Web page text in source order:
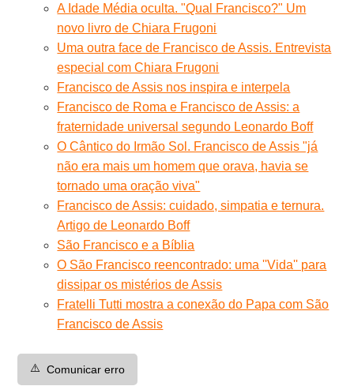
A Idade Média oculta. "Qual Francisco?" Um
novo livro de Chiara Frugoni
Uma outra face de Francisco de Assis. Entrevista
especial com Chiara Frugoni
Francisco de Assis nos inspira e interpela
Francisco de Roma e Francisco de Assis: a
fraternidade universal segundo Leonardo Boff
O Cântico do Irmão Sol. Francisco de Assis "já
não era mais um homem que orava, havia se
tornado uma oração viva"
Francisco de Assis: cuidado, simpatia e ternura.
Artigo de Leonardo Boff
São Francisco e a Bíblia
O São Francisco reencontrado: uma ''Vida'' para
dissipar os mistérios de Assis
Fratelli Tutti mostra a conexão do Papa com São
Francisco de Assis
⚠️ Comunicar erro